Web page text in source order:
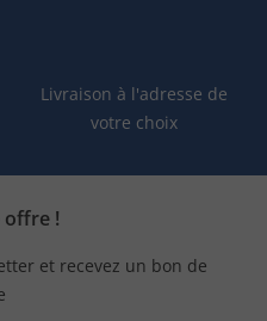
Livraison à l'adresse de
votre choix
offre !
et recevez un bon de